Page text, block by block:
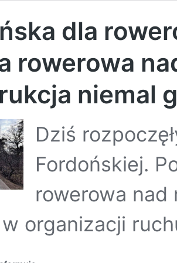
dla
rowerowa
niemal
Dziś
Fordońskiej.
rowerowa nad
organizacji